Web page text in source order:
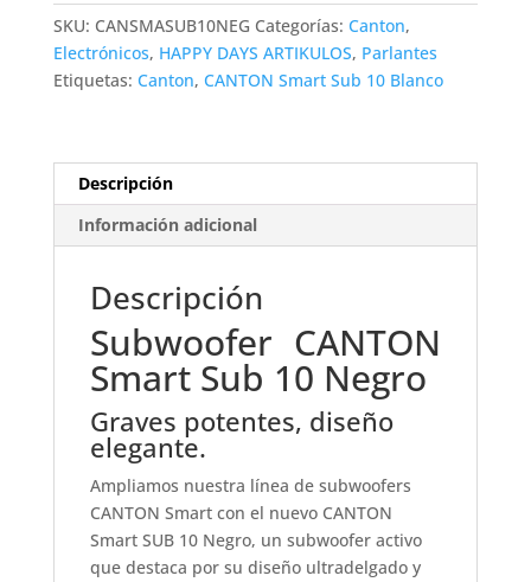
Negro
cantidad
SKU: CANSMASUB10NEG Categorías: Canton,
Electrónicos, HAPPY DAYS ARTIKULOS, Parlantes
Etiquetas: Canton, CANTON Smart Sub 10 Blanco
Descripción
Información adicional
Descripción
Subwoofer CANTON
Smart Sub 10 Negro
Graves potentes, diseño
elegante.
Ampliamos nuestra línea de subwoofers
CANTON Smart con el nuevo CANTON
Smart SUB 10 Negro, un subwoofer activo
que destaca por su diseño ultradelgado y